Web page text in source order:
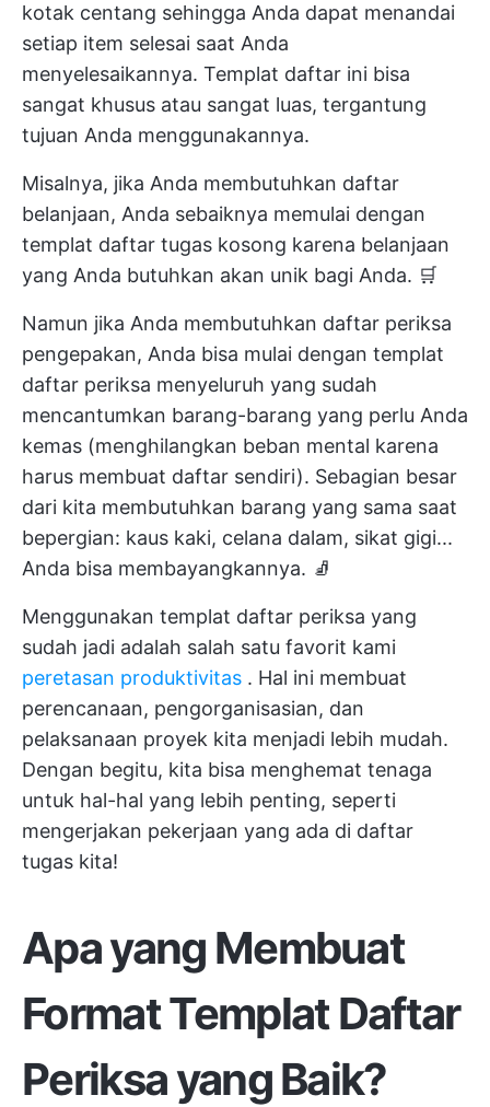
kotak centang sehingga Anda dapat menandai
setiap item selesai saat Anda
menyelesaikannya. Templat daftar ini bisa
sangat khusus atau sangat luas, tergantung
tujuan Anda menggunakannya.
Misalnya, jika Anda membutuhkan daftar
belanjaan, Anda sebaiknya memulai dengan
templat daftar tugas kosong karena belanjaan
yang Anda butuhkan akan unik bagi Anda. 🛒
Namun jika Anda membutuhkan daftar periksa
pengepakan, Anda bisa mulai dengan templat
daftar periksa menyeluruh yang sudah
mencantumkan barang-barang yang perlu Anda
kemas (menghilangkan beban mental karena
harus membuat daftar sendiri). Sebagian besar
dari kita membutuhkan barang yang sama saat
bepergian: kaus kaki, celana dalam, sikat gigi...
Anda bisa membayangkannya. 🧦
Menggunakan templat daftar periksa yang
sudah jadi adalah salah satu favorit kami
peretasan produktivitas . Hal ini membuat
perencanaan, pengorganisasian, dan
pelaksanaan proyek kita menjadi lebih mudah.
Dengan begitu, kita bisa menghemat tenaga
untuk hal-hal yang lebih penting, seperti
mengerjakan pekerjaan yang ada di daftar
tugas kita!
Apa yang Membuat
Format Templat Daftar
Periksa yang Baik?